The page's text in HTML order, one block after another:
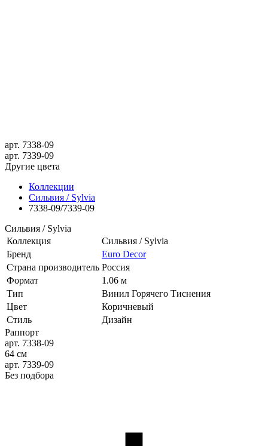
арт. 7338-09
арт. 7339-09
Другие цвета
Коллекции
Сильвия / Sylvia
7338-09/7339-09
Сильвия / Sylvia
Коллекция
Сильвия / Sylvia
Бренд
Euro Decor
Страна производитель Россия
Формат
1.06 м
Тип
Винил Горячего Тиснения
Цвет
Коричневый
Стиль
Дизайн
Раппорт
арт. 7338-09
64 см
арт. 7339-09
Без подбора